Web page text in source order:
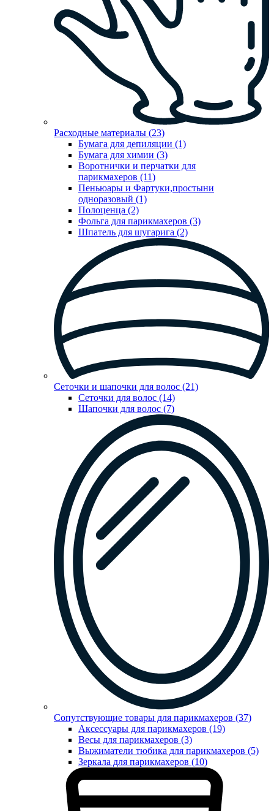
Расходные материалы (23)
Бумага для депиляции (1)
Бумага для химии (3)
Воротнички и перчатки для
парикмахеров (11)
Пеньюары и Фартуки,простыни
одноразовый (1)
Полоценца (2)
Фольга для парикмахеров (3)
Шпатель для шугарига (2)
Сеточки и шапочки для волос (21)
Сеточки для волос (14)
Шапочки для волос (7)
Сопутствующие товары для парикмахеров (37)
Аксессуары для парикмахеров (19)
Весы для парикмахеров (3)
Выжиматели тюбика для парикмахеров (5)
Зеркала для парикмахеров (10)